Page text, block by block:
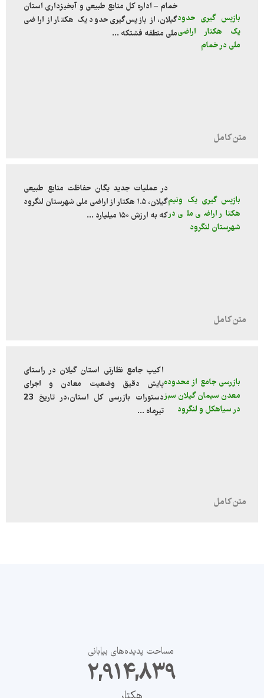
بازپس گیری حدود
یک هکتار اراضی
ملی در خمام
خمام – اداره کل منابع طبیعی و آبخیزداری استان
گیلان، از بازپس‌گیری حدود یک هکتار از اراضی
ملی منطقه فشتکه ...
بازپس گیری یک ونیم
هکتار اراضی ملی در
شهرستان لنگرود
در عملیات جدید یگان حفاظت منابع طبیعی
گیلان، ۱.۵ هکتار از اراضی ملی شهرستان لنگرود
که به ارزش ۱۵۰ میلیارد ...
بازرسی جامع از محدوده
معدن سیمان گیلان سبز
در سیاهکل و لنگرود
اکیپ جامع نظارتی استان گیلان در راستای
پایش دقیق وضعیت معادن و اجرای
دستورات بازرسی کل استان،در تاریخ 23
تیرماه ...
مساحت پدیده‌های بیابانی
19,432,261